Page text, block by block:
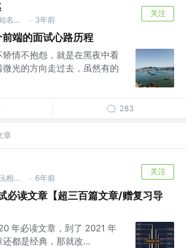
前端 @不知名公司 · 3年前
关注
端的面试心路历程
矫情不抱怨，就是在黑夜中看
光的方向走过去，虽然有的
283
章
公众号 @玩相机的程序员 · 6年前
关注
必读文章【超三百篇文章/赠复习导
年必读文章，到了 2021 年
都是经典，那就改...